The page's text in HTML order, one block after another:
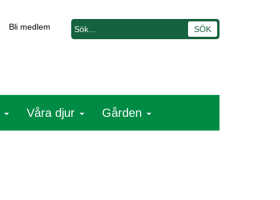
Bli medlem
Våra djur Gården